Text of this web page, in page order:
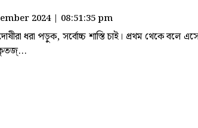
2024 | 08:51:35 pm
ধরা পড়ুক, সর্বোচ্চ শাস্তি চাই। প্রথম থেকে বলে
কৃতজ্...